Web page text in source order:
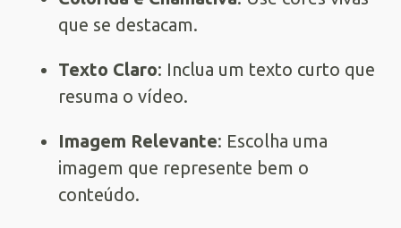
que se destacam.
Texto Claro: Inclua um texto curto que
resuma o vídeo.
Imagem Relevante: Escolha uma
imagem que represente bem o
conteúdo.